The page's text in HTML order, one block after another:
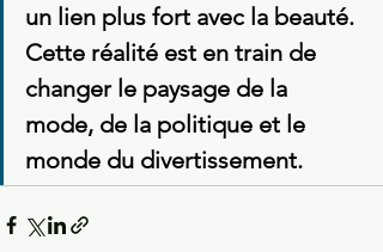
un lien plus fort avec la beauté.
Cette réalité est en train de
changer le paysage de la
mode, de la politique et le
monde du divertissement.